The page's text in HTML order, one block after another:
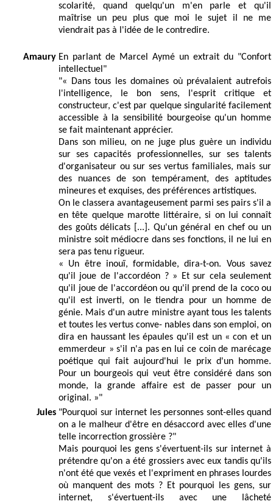
scolarité, quand quelqu'un m'en parle et qu'il
maîtrise un peu plus que moi le sujet il ne me
viendrait pas à l'idée de le contredire.
Amaury En parlant de Marcel Aymé un extrait du "Confort
intellectuel"
"« Dans tous les domaines où prévalaient autrefois
l'intelligence, le bon sens, l'esprit critique et
constructeur, c'est par quelque singularité facilement
accessible à la sensibilité bourgeoise qu'un homme
se fait maintenant apprécier.
Dans son milieu, on ne juge plus guère un individu
sur ses capacités professionnelles, sur ses talents
d'organisateur ou sur ses vertus familiales, mais sur
des nuances de son tempérament, des aptitudes
mineures et exquises, des préférences artistiques.
On le classera avantageusement parmi ses pairs s'il a
en tête quelque marotte littéraire, si on lui connaît
des goûts délicats [...]. Qu'un général en chef ou un
ministre soit médiocre dans ses fonctions, il ne lui en
sera pas tenu rigueur.
« Un être inouï, formidable, dira-t-on. Vous savez
qu'il joue de l'accordéon ? » Et sur cela seulement
qu'il joue de l'accordéon ou qu'il prend de la coco ou
qu'il est inverti, on le tiendra pour un homme de
génie. Mais d'un autre ministre ayant tous les talents
et toutes les vertus conve- nables dans son emploi, on
dira en haussant les épaules qu'il est un « con et un
emmerdeur » s'il n'a pas en lui ce coin de marécage
poétique qui fait aujourd'hui le prix d'un homme.
Pour un bourgeois qui veut être considéré dans son
monde, la grande affaire est de passer pour un
original. »"
Jules "Pourquoi sur internet les personnes sont-elles quand
on a le malheur d'être en désaccord avec elles d'une
telle incorrection grossière ?"
Mais pourquoi les gens s'évertuent-ils sur internet à
prétendre qu'on a été grossiers avec eux tandis qu'ils
n'ont été que vexés et l'expriment en phrases lourdes
où manquent des mots ? Et pourquoi les gens, sur
internet, s'évertuent-ils avec une lâcheté